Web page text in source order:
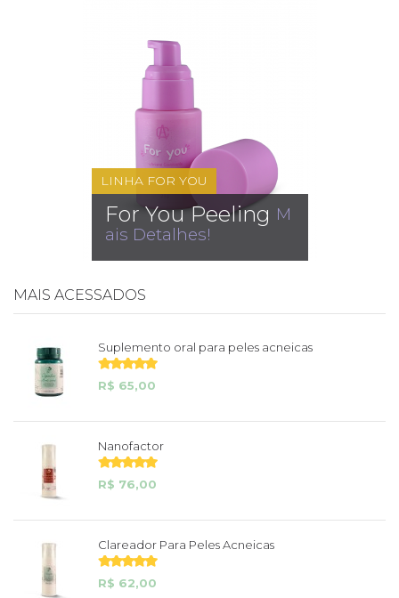
LINHA FOR YOU
For You Peeling M
ais Detalhes!
MAIS ACESSADOS
Suplemento oral para peles acneicas
R$ 65,00
Nanofactor
R$ 76,00
Clareador Para Peles Acneicas
R$ 62,00